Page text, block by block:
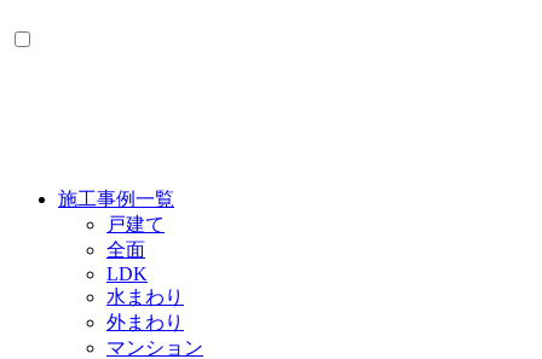
施工事例一覧
戸建て
全面
LDK
水まわり
外まわり
マンション